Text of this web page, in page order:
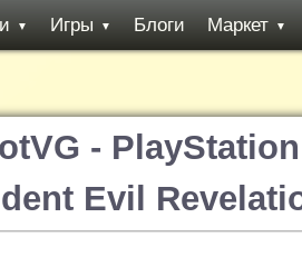
▼ Игры ▼ Блоги Маркет ▼
-
Evil